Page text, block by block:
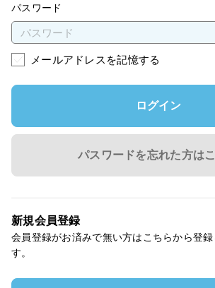
パスワード
メールアドレスを記憶する
ログイン
パスワードを忘れた方は
新規会員登録
会員登録がお済みで無い方はこちらから登
す。